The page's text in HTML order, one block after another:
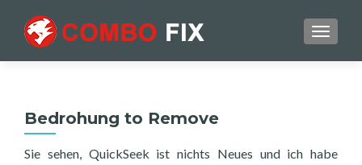
Bedrohung to Remove
Sie sehen, QuickSeek ist nichts Neues und ich habe